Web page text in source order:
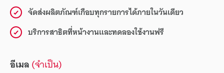
จัดส่งผลิตภัณฑ์เกือบทุกรายการได้ภายในวันเดียว
บริการสาธิตที่หน้างานและทดลองใช้งานฟรี
อีเมล(จำเป็น)